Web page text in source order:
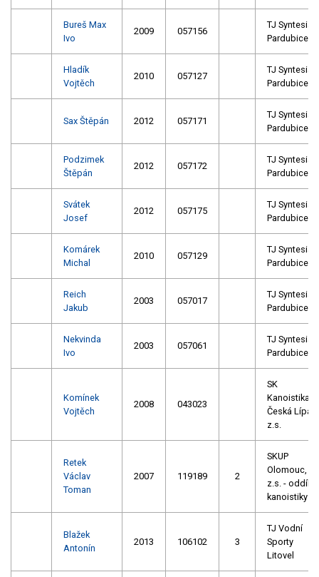
Bureš Max
Ivo
2009 057156
TJ Syntesia
Pardubice
Hladík
Vojtěch
2010 057127
TJ Syntesia
Pardubice
Sax Štěpán 2012 057171
TJ Syntesia
Pardubice
Podzimek
Štěpán
2012 057172
TJ Syntesia
Pardubice
Svátek
Josef
2012 057175
TJ Syntesia
Pardubice
Komárek
Michal
2010 057129
TJ Syntesia
Pardubice
Reich
Jakub
2003 057017
TJ Syntesia
Pardubice
Nekvinda
Ivo
2003 057061
TJ Syntesia
Pardubice
Komínek
Vojtěch
2008 043023
SK
Kanoistika
Česká Lípa,
z.s.
Retek
Václav
Toman
2007 119189 2
SKUP
Olomouc,
z.s. - oddíl
kanoistiky
Blažek
Antonín
2013 106102 3
TJ Vodní
Sporty
Litovel